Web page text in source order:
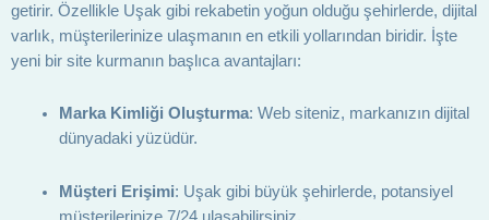
getirir. Özellikle Uşak gibi rekabetin yoğun olduğu şehirlerde, dijital
varlık, müşterilerinize ulaşmanın en etkili yollarından biridir. İşte
yeni bir site kurmanın başlıca avantajları:
Marka Kimliği Oluşturma: Web siteniz, markanızın dijital
dünyadaki yüzüdür.
Müşteri Erişimi: Uşak gibi büyük şehirlerde, potansiyel
müşterilerinize 7/24 ulaşabilirsiniz.